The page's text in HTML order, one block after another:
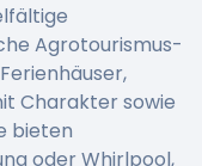
Agrotourismus-
Charakter sowie
bieten
oder Whirlpool,